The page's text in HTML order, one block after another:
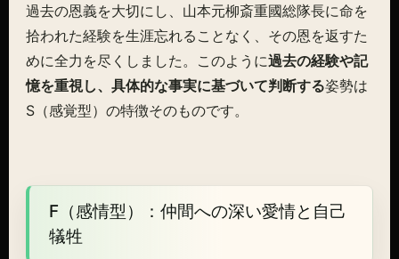
過去の恩義を大切にし、山本元柳斎重國総隊長に命を
拾われた経験を生涯忘れることなく、その恩を返すた
めに全力を尽くしました。このように過去の経験や記
憶を重視し、具体的な事実に基づいて判断する姿勢は
S（感覚型）の特徴そのものです。
F（感情型）：仲間への深い愛情と自己
犠牲